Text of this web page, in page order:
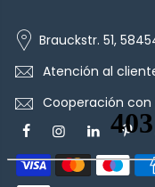
Brauckstr. 51,
Atención al
Cooperación con